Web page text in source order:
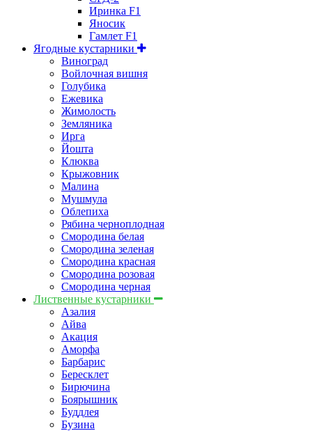
Иринка F1
Яносик
Гамлет F1
Ягодные кустарники
Виноград
Войлочная вишня
Голубика
Ежевика
Жимолость
Земляника
Ирга
Йошта
Клюква
Крыжовник
Малина
Мушмула
Облепиха
Рябина черноплодная
Смородина белая
Смородина зеленая
Смородина красная
Смородина розовая
Смородина черная
Лиственные кустарники
Азалия
Айва
Акация
Аморфа
Барбарис
Бересклет
Бирючина
Боярышник
Буддлея
Бузина